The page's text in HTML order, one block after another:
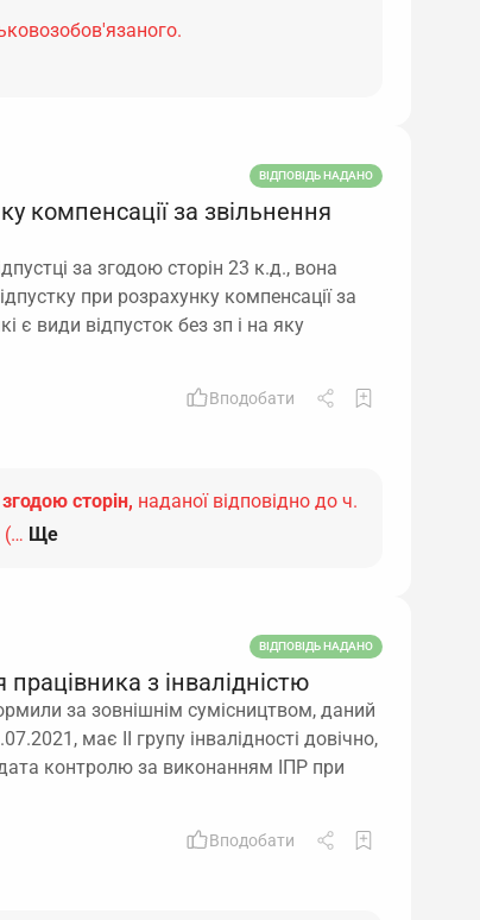
ВІДПОВІДЬ НАДАНО
компенсації за звільнення
за згодою сторін 23 к.д., вона
при розрахунку компенсації за
є види відпусток без зп і на яку
Вподобати
сторін, наданої відповідно до ч.
(… Ще
ВІДПОВІДЬ НАДАНО
з інвалідністю
за зовнішнім сумісництвом, даний
має ІІ групу інвалідності довічно,
контролю за виконанням ІПР при
Вподобати